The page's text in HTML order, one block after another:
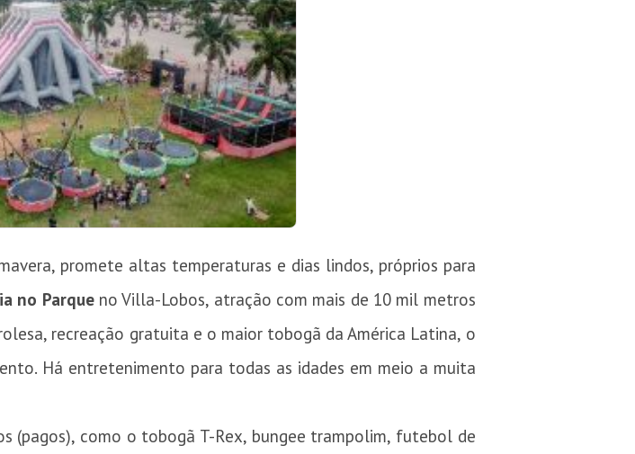
promete altas temperaturas e dias lindos, próprios para
no Parqueno Villa-Lobos, atração com mais de 10 mil metros
recreação gratuita e o maior tobogã da América Latina, o
Há entretenimento para todas as idades em meio a muita
(pagos), como o tobogã T-Rex, bungee trampolim, futebol de